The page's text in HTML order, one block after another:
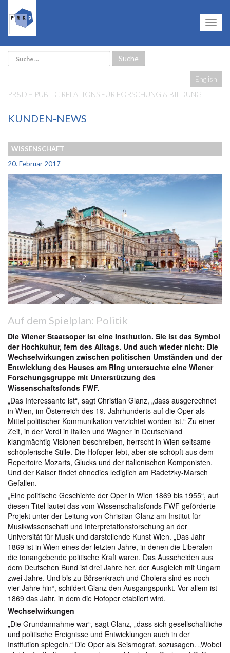
English
PR&D – PUBLIC RELATIONS FÜR FORSCHUNG & BILDUNG
KUNDEN-NEWS
WISSENSCHAFT
20. Februar 2017
Auf dem Spielplan: Politik
Die Wiener Staatsoper ist eine Institution. Sie ist das Symbol
der Hochkultur, fern des Alltags. Und auch wieder nicht: Die
Wechselwirkungen zwischen politischen Umständen und der
Entwicklung des Hauses am Ring untersuchte eine Wiener
Forschungsgruppe mit Unterstützung des
Wissenschaftsfonds FWF.
„Das Interessante ist“, sagt Christian Glanz, „dass ausgerechnet
in Wien, im Österreich des 19. Jahrhunderts auf die Oper als
Mittel politischer Kommunikation verzichtet worden ist.“ Zu einer
Zeit, in der Verdi in Italien und Wagner in Deutschland
klangmächtig Visionen beschreiben, herrscht in Wien seltsame
schöpferische Stille. Die Hofoper lebt, aber sie schöpft aus dem
Repertoire Mozarts, Glucks und der italienischen Komponisten.
Und der Kaiser findet ohnedies lediglich am Radetzky-Marsch
Gefallen.
„Eine politische Geschichte der Oper in Wien 1869 bis 1955“, auf
diesen Titel lautet das vom Wissenschaftsfonds FWF geförderte
Projekt unter der Leitung von Christian Glanz am Institut für
Musikwissenschaft und Interpretationsforschung an der
Universität für Musik und darstellende Kunst Wien. „Das Jahr
1869 ist in Wien eines der letzten Jahre, in denen die Liberalen
die tonangebende politische Kraft waren. Das Ausscheiden aus
dem Deutschen Bund ist drei Jahre her, der Ausgleich mit Ungarn
zwei Jahre. Und bis zu Börsenkrach und Cholera sind es noch
vier Jahre hin“, schildert Glanz den Ausgangspunkt. Vor allem ist
1869 das Jahr, in dem die Hofoper etabliert wird.
Wechselwirkungen
„Die Grundannahme war“, sagt Glanz, „dass sich gesellschaftliche
und politische Ereignisse und Entwicklungen auch in der
Institution spiegeln.“ Die Oper als Seismograf, sozusagen. „Wobei